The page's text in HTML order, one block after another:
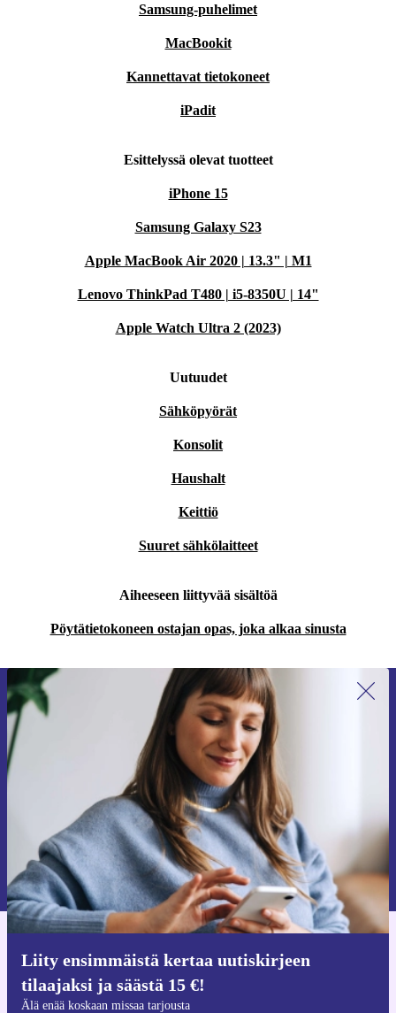
Samsung-puhelimet
MacBookit
Kannettavat tietokoneet
iPadit
Esittelyssä olevat tuotteet
iPhone 15
Samsung Galaxy S23
Apple MacBook Air 2020 | 13.3" | M1
Lenovo ThinkPad T480 | i5-8350U | 14"
Apple Watch Ultra 2 (2023)
Uutuudet
Sähköpyörät
Konsolit
Haushalt
Keittiö
Suuret sähkölaitteet
Aiheeseen liittyvää sisältöä
Pöytätietokoneen ostajan opas, joka alkaa sinusta
Liity ensimmäistä kertaa uutiskirjeen
tilaajaksi ja säästä 15 €!
Älä enää koskaan missaa tarjousta
Liity ensimmäistä kertaa uutiskirjeen
tilaajaksi ja säästä 15 €!
Älä missaa enää yhtäkään tarjousta.
Pyydä etukuponki
Lisätietoja henkilötietojen käytöstä löydättietosuojaselosteestamme.
iOS:lle ja Androidille